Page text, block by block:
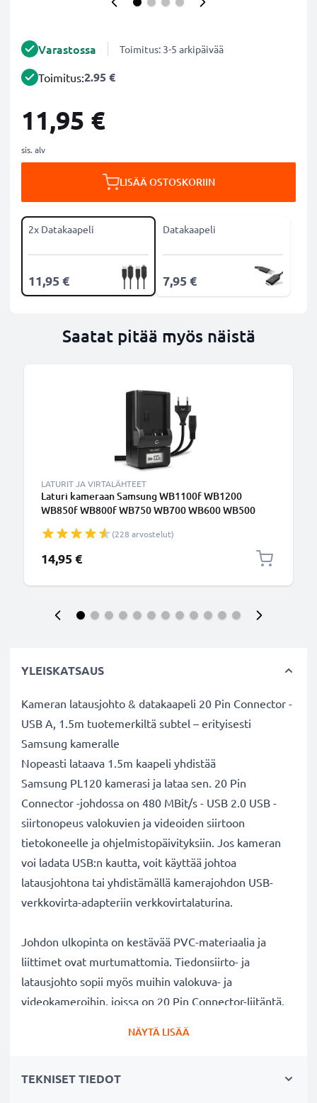
Varastossa Toimitus: 3-5 arkipäivää
Toimitus:2.95 €
11,95 €
sis. alv
LISÄÄ OSTOSKORIIN
2x Datakaapeli
11,95 €
Datakaapeli
7,95 €
Saatat pitää myös näistä
LATURIT JA VIRTALÄHTEET
Laturi kameraan Samsung WB1100f WB1200
WB850f WB800f WB750 WB700 WB600 WB500
Samsung SLB-10A, SLB-11A tarvikelaturi
(228 arvostelut)
14,95 €
YLEISKATSAUS
Kameran latausjohto & datakaapeli 20 Pin Connector -
USB A, 1.5m tuotemerkiltä subtel – erityisesti
Samsung kameralle
Nopeasti lataava 1.5m kaapeli yhdistää
Samsung PL120 kamerasi ja lataa sen. 20 Pin
Connector -johdossa on 480 MBit/s - USB 2.0 USB -
siirtonopeus valokuvien ja videoiden siirtoon
tietokoneelle ja ohjelmistopäivityksiin. Jos kameran
voi ladata USB:n kautta, voit käyttää johtoa
latausjohtona tai yhdistämällä kamerajohdon USB-
verkkovirta-adapteriin verkkovirtalaturina.
Johdon ulkopinta on kestävää PVC-materiaalia ja
liittimet ovat murtumattomia. Tiedonsiirto- ja
latausjohto sopii myös muihin valokuva- ja
videokameroihin, joissa on 20 Pin Connector-liitäntä.
Samsungkameran lataus- ja datakaapeli 1.5m USB
NÄYTÄ LISÄÄ
TEKNISET TIEDOT